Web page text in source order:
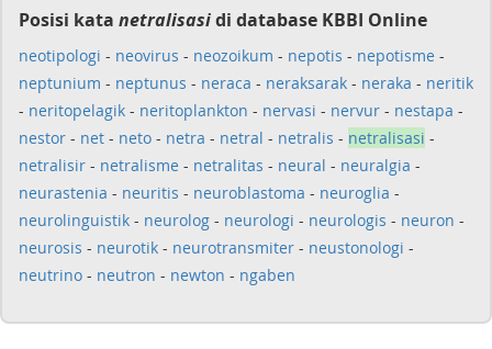
Posisi kata netralisasidi database KBBI Online
neotipologi - neovirus - neozoikum - nepotis - nepotisme -
neptunium - neptunus - neraca - neraksarak - neraka - neritik
- neritopelagik - neritoplankton - nervasi - nervur - nestapa -
nestor - net - neto - netra - netral - netralis - netralisasi -
netralisir - netralisme - netralitas - neural - neuralgia -
neurastenia - neuritis - neuroblastoma - neuroglia -
neurolinguistik - neurolog - neurologi - neurologis - neuron -
neurosis - neurotik - neurotransmiter - neustonologi -
neutrino - neutron - newton - ngaben